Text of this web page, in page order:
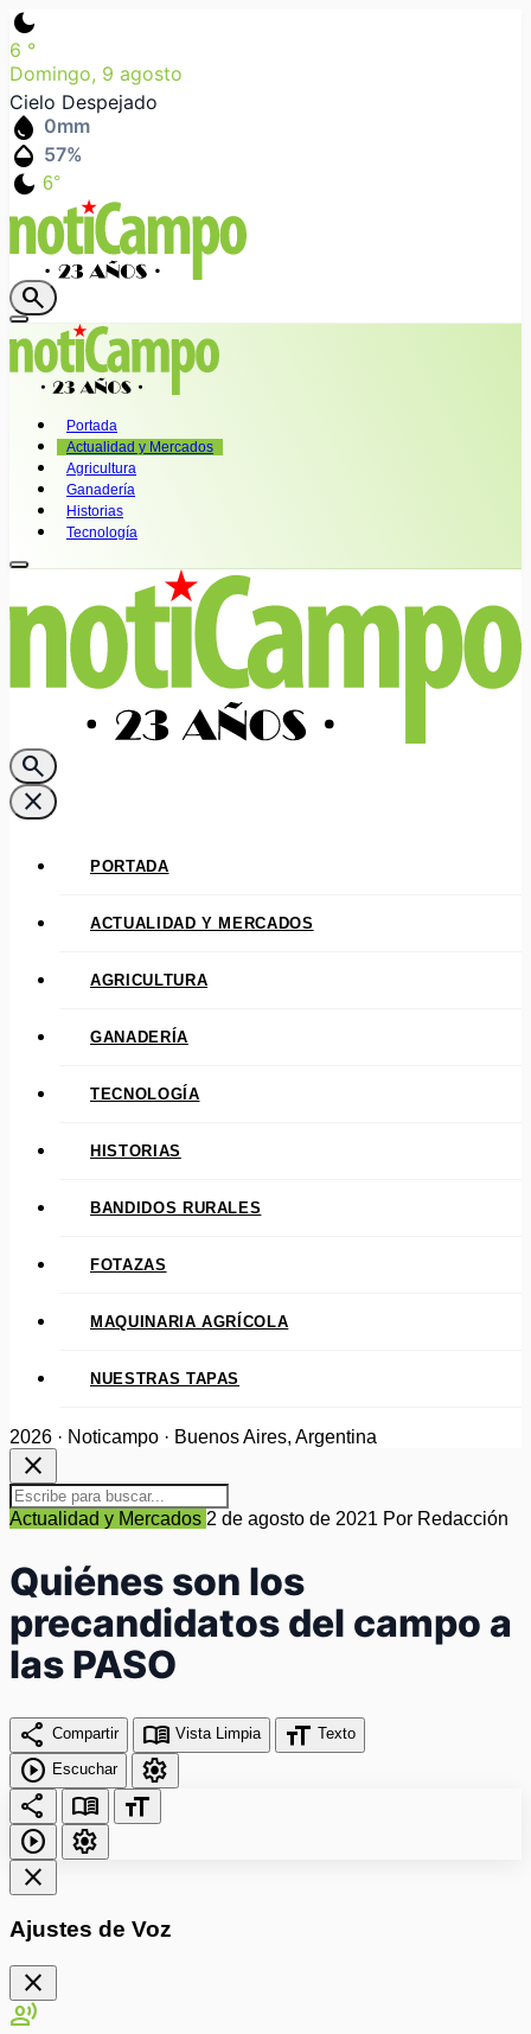
dark_mode
6 °
Domingo, 9 agosto
Cielo Despejado
water_drop 0mm
humidity_mid 57%
dark_mode 6°
search
Portada
Actualidad y Mercados
Agricultura
Ganadería
Historias
Tecnología
search
close
PORTADA
ACTUALIDAD Y MERCADOS
AGRICULTURA
GANADERÍA
TECNOLOGÍA
HISTORIAS
BANDIDOS RURALES
FOTAZAS
MAQUINARIA AGRÍCOLA
NUESTRAS TAPAS
2026 · Noticampo · Buenos Aires, Argentina
close
Actualidad y Mercados 2 de agosto de 2021 Por Redacción
Quiénes son los
precandidatos del campo a
las PASO
share Compartir menu_book Vista Limpia format_size Texto
play_circle Escuchar
settings
share
menu_book
format_size
play_circle
settings
close
Ajustes de Voz
close
record_voice_over